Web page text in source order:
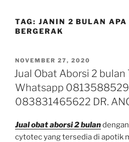
TAG: JANIN 2 BULAN APA
BERGERAK
POSTED
ON
NOVEMBER 27, 2020
Jual Obat Aborsi 2 bulan
Whatsapp
083831465622 DR.
Jual obat aborsi 2 bulan
cytotec yang tersedia di apotik